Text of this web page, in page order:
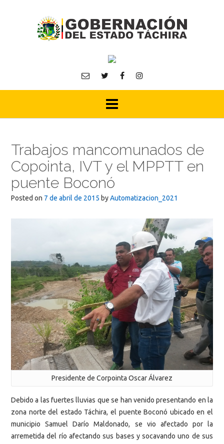
Trabajos mancomunados de
Copointa, IVT y el MPPTT en
puente Boconó
Posted on 7 de abril de 2015 byAutomatizacion_2021
Presidente de Corpointa Oscar Álvarez
Debido a las fuertes lluvias que se han venido presentando en la
zona norte del estado Táchira, el puente Boconó ubicado en el
municipio Samuel Darío Maldonado, se vio afectado por la
arremetida del río afectando sus bases y socavando uno de sus